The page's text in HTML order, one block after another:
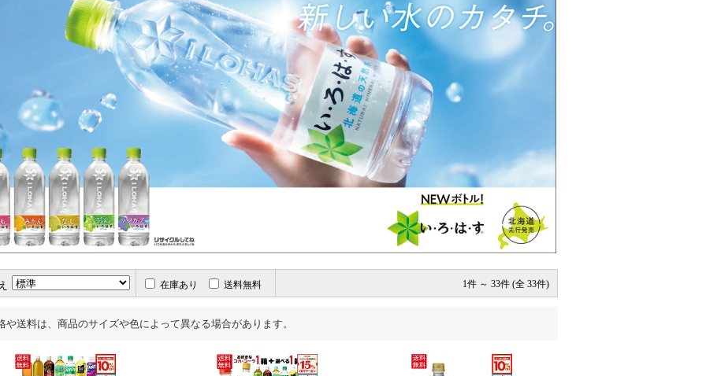
在庫あり 送料無料 1件 ～ 33件 (全 33件)
や送料は、商品のサイズや色によって異なる場合があります。